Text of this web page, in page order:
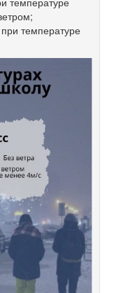
температуре